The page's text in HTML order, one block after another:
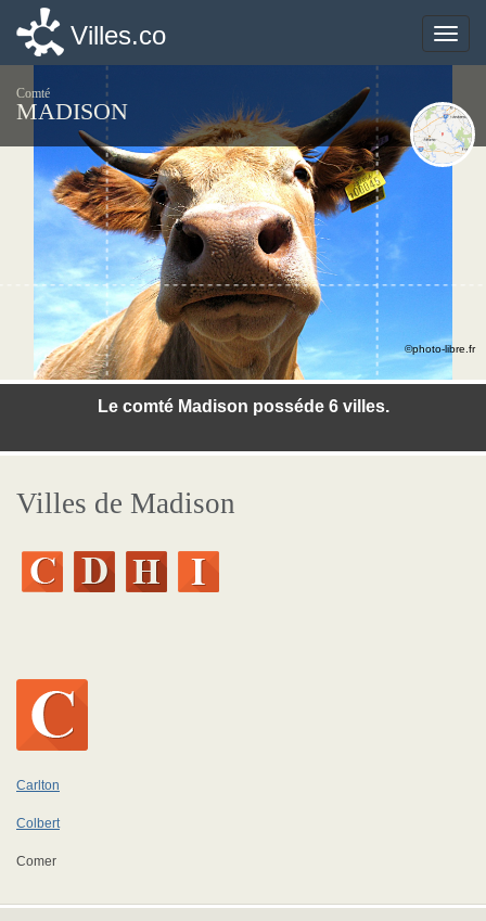
Toggle
Villes.co
Comté
MADISON
Le comté Madison posséde 6 villes.
©photo-libre.fr
Villes de Madison
Carlton
Colbert
Comer
Toggle
Villes.co